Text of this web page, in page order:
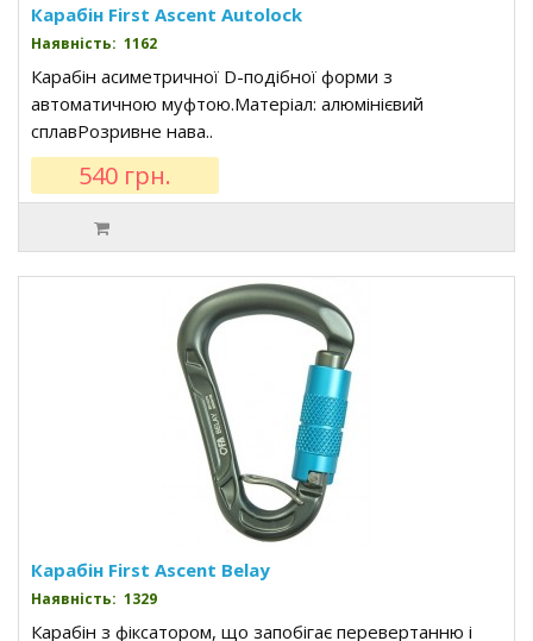
Карабін First Ascent Autolock
Наявність: 1162
Карабін асиметричної D-подібної форми з
автоматичною муфтою.Матеріал: алюмінієвий
сплавРозривне нава..
540 грн.
Карабін First Ascent Belay
Наявність: 1329
Карабін з фіксатором, що запобігає перевертанню і